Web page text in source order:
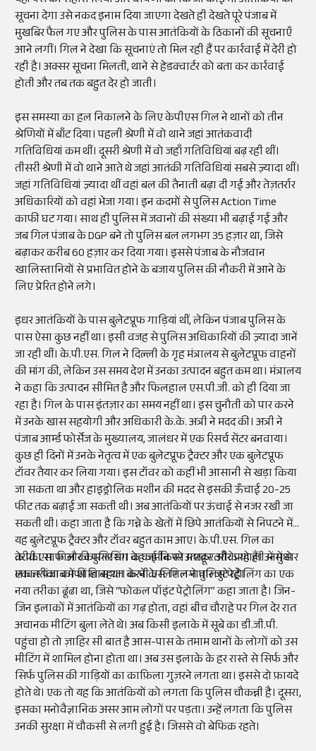
सूचना देगा उसे नकद इनाम दिया जाएगा देखते ही देखते पूरे पंजाब में
मुखबिर फैल गए और पुलिस के पास आतंकियों के ठिकानों की सूचनाएँ
आने लगीं। गिल ने देखा कि सूचनाएं तो मिल रही हैं पर कार्रवाई में देरी हो
रही है। अक्सर सूचना मिलती, थाने से हेडक्वार्टर को बता कर कार्रवाई
होती और तब तक बहुत देर हो जाती।
इस समस्या का हल निकालने के लिए केपीएस गिल ने थानों को तीन
श्रेणियों में बाँट दिया। पहली श्रेणी में वो थाने जहां आतंकवादी
गतिविधियां कम थीं। दूसरी श्रेणी में वो जहाँ गतिविधियां बढ़ रही थीं।
तीसरी श्रेणी में वो थाने आते थे जहां आतंकी गतिविधियां सबसे ज़्यादा थीं।
जहां गतिविधियां ज़्यादा थीं वहां बल की तैनाती बढ़ा दी गई और तेज़तर्रार
अधिकारियों को वहां भेजा गया। इन कदमों से पुलिस Action Time
काफी घट गया। साथ ही पुलिस में जवानों की संख्या भी बढ़ाई गई और
जब गिल पंजाब के DGP बने तो पुलिस बल लगभग 35 हज़ार था, जिसे
बढ़ाकर करीब 60 हज़ार कर दिया गया। इससे पंजाब के नौजवान
खालिस्तानियों से प्रभावित होने के बजाय पुलिस की नौकरी में आने के
लिए प्रेरित होने लगे।
इधर आतंकियों के पास बुलेटप्रूफ गाड़ियां थीं, लेकिन पंजाब पुलिस के
पास ऐसा कुछ नहीं था। इसी वजह से पुलिस अधिकारियों की ज़्यादा जानें
जा रही थीं। के.पी.एस. गिल ने दिल्ली के गृह मंत्रालय से बुलेटप्रूफ वाहनों
की मांग की, लेकिन उस समय देश में उनका उत्पादन बहुत कम था। मंत्रालय
ने कहा कि उत्पादन सीमित है और फिलहाल एस.पी.जी. को ही दिया जा
रहा है। गिल के पास इंतज़ार का समय नहीं था। इस चुनौती को पार करने
में उनके खास सहयोगी और अधिकारी के.के. अत्री ने मदद की। अत्री ने
पंजाब आर्म्ड फोर्सेज के मुख्यालय, जालंधर में एक रिसर्च सेंटर बनवाया।
कुछ ही दिनों में उनके नेतृत्व में एक बुलेटप्रूफ ट्रैक्टर और एक बुलेटप्रूफ
टॉवर तैयार कर लिया गया। इस टॉवर को कहीं भी आसानी से खड़ा किया
जा सकता था और हाइड्रोलिक मशीन की मदद से इसकी ऊँचाई 20-25
फीट तक बढ़ाई जा सकती थी। अब आतंकियों पर ऊंचाई से नजर रखी जा
सकती थी। कहा जाता है कि गन्ने के खेतों में छिपे आतंकियों से निपटने में
यह बुलेटप्रूफ ट्रैक्टर और टॉवर बहुत काम आए। के.पी.एस. गिल का
तरीका साफ और कारगर था। वह जमीन पर उतरकर और प्रणाली में सुधार
लाकर पंजाब में शांति बहाल करने के लिए लगातार जुटे रहे।
के.पी.एस. गिल की पुलिसिंग के कई किस्से मशहूर तरीके रहे हैं। उनमें से
एक तरीका काफी खास था। के.पी.एस. गिल ने पुलिस पेट्रोलिंग का एक
नया तरीका ढूंढा था, जिसे “फोकल पॉइंट पेट्रोलिंग” कहा जाता है। जिन-
जिन इलाकों में आतंकियों का गढ़ होता, वहां बीच चौराहे पर गिल देर रात
अचानक मीटिंग बुला लेते थे। अब किसी इलाके में सूबे का डी.जी.पी.
पहुंचा हो तो ज़ाहिर सी बात है आस-पास के तमाम थानों के लोगों को उस
मीटिंग में शामिल होना होता था। अब उस इलाके के हर रास्ते से सिर्फ और
सिर्फ पुलिस की गाड़ियों का काफ़िला गुज़रने लगता था। इससे दो फ़ायदे
होते थे। एक तो यह कि आतंकियों को लगता कि पुलिस चौकन्नी है। दूसरा,
इसका मनोवैज्ञानिक असर आम लोगों पर पड़ता। उन्हें लगता कि पुलिस
उनकी सुरक्षा में चौकसी से लगी हुई है। जिससे वो बेफिक्र रहते।